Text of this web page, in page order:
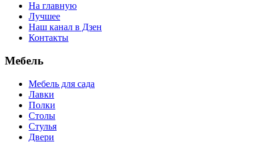
На главную
Лучшее
Наш канал в Дзен
Контакты
Мебель
Мебель для сада
Лавки
Полки
Столы
Стулья
Двери